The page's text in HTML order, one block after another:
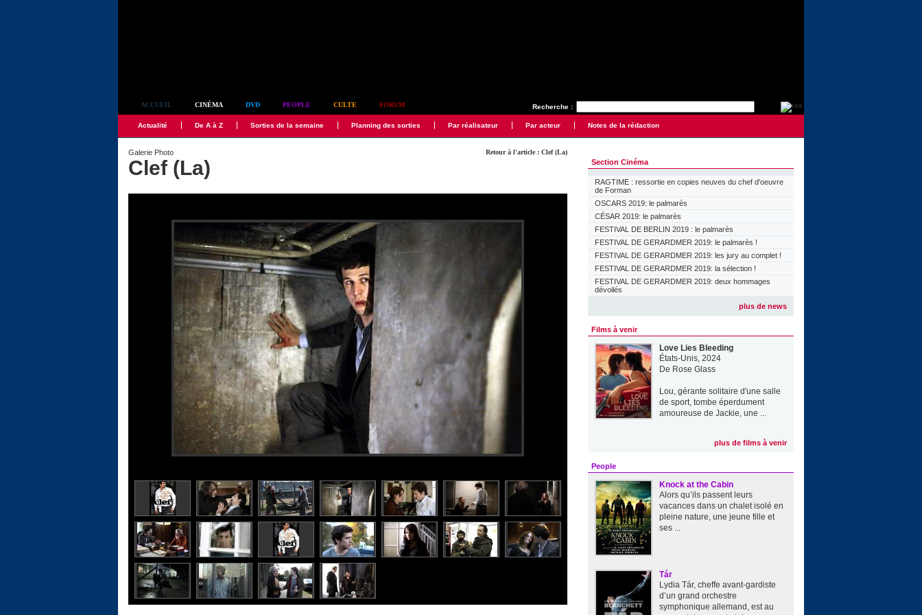
Recherche :
ACCUEIL CINÉMA DVD PEOPLE CULTE FORUM
Actualité De A à Z Sorties de la semaine Planning des sorties Par réalisateur Par acteur Notes de la rédaction
Retour à l'article : Clef (La)
Galerie Photo
Clef (La) Section Cinéma
RAGTIME : ressortie en copies neuves du chef d'oeuvre
de Forman
OSCARS 2019: le palmarès
CÉSAR 2019: le palmarès
FESTIVAL DE BERLIN 2019 : le palmarès
FESTIVAL DE GERARDMER 2019: le palmarès !
FESTIVAL DE GERARDMER 2019: les jury au complet !
FESTIVAL DE GERARDMER 2019: la sélection !
FESTIVAL DE GERARDMER 2019: deux hommages
dévoilés
plus de news
Films à venir
Love Lies Bleeding
États-Unis, 2024
De Rose Glass
Lou, gérante solitaire d'une salle
de sport, tombe éperdument
amoureuse de Jackie, une ...
plus de films à venir
People
Knock at the Cabin
Alors qu’ils passent leurs
vacances dans un chalet isolé en
pleine nature, une jeune fille et
ses ...
Tár
Lydia Tár, cheffe avant-gardiste
d’un grand orchestre
symphonique allemand, est au